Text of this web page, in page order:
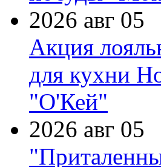
2026 авг 05
Акция
для кухни
"О'Кей"
2026 авг 05